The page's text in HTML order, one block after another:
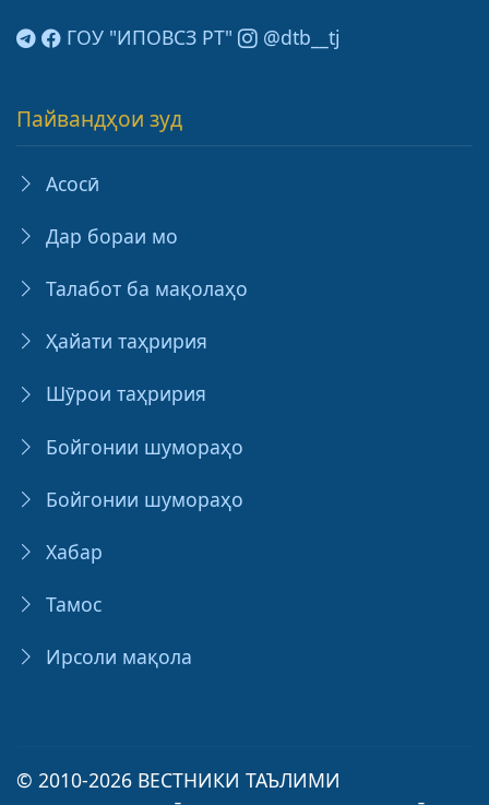
ГОУ "ИПОВСЗ РТ" @dtb__tj
Пайвандҳои зуд
Асосӣ
Дар бораи мо
Талабот ба мақолаҳо
Ҳайати таҳририя
Шӯрои таҳририя
Бойгонии шумораҳо
Бойгонии шумораҳо
Хабар
Тамос
Ирсоли мақола
© 2010-2026 ВЕСТНИКИ ТАЪЛИМИ